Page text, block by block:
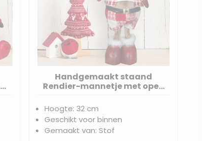
Handgemaakt staand
Rendier-mannetje met open
- 32(40)cm
Hoogte: 32 cm
Geschikt voor binnen
Gemaakt van: Stof